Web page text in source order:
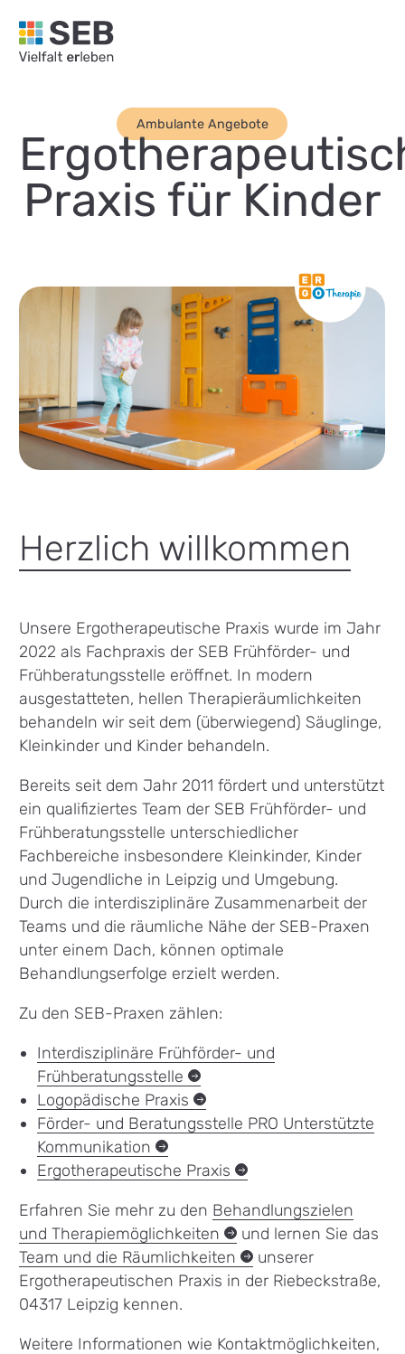
SEB Leipzig, Vielfalt erleben - zur Startseite
Ambulante Angebote
Praxis für Kinder
Herzlich willkommen
Unsere Ergotherapeutische Praxis wurde im Jahr
2022 als Fachpraxis der SEB Frühförder- und
Frühberatungsstelle eröffnet. In modern
ausgestatteten, hellen Therapieräumlichkeiten
behandeln wir seit dem (überwiegend) Säuglinge,
Kleinkinder und Kinder behandeln.
Bereits seit dem Jahr 2011 fördert und unterstützt
ein qualifiziertes Team der SEB Frühförder- und
Frühberatungsstelle unterschiedlicher
Fachbereiche insbesondere Kleinkinder, Kinder
und Jugendliche in Leipzig und Umgebung.
Durch die interdisziplinäre Zusammenarbeit der
Teams und die räumliche Nähe der SEB-Praxen
unter einem Dach, können optimale
Behandlungserfolge erzielt werden.
Zu den SEB-Praxen zählen:
Interdisziplinäre Frühförder- und
Frühberatungsstelle
Logopädische Praxis
Förder- und Beratungsstelle PRO Unterstützte
Kommunikation
Ergotherapeutische Praxis
Erfahren Sie mehr zu den Behandlungszielen
undTherapiemöglichkeiten
und lernen Sie das
Team und die Räumlichkeiten
unserer
Ergotherapeutischen Praxis in der Riebeckstraße,
04317 Leipzig kennen.
Weitere Informationen wie Kontaktmöglichkeiten,